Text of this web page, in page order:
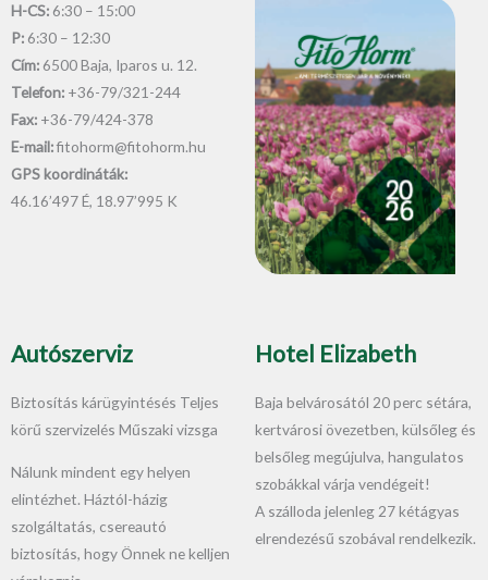
H-CS: 6:30 – 15:00
P: 6:30 – 12:30
Cím: 6500 Baja, Iparos u. 12.
Telefon: +36-79/321-244
Fax: +36-79/424-378
E-mail:fitohorm@fitohorm.hu
GPS koordináták:
46.16’497 É, 18.97’995 K
Autószerviz
Biztosítás kárügyintésés Teljes
körű szervizelés Műszaki vizsga
Nálunk mindent egy helyen
elintézhet. Háztól-házig
szolgáltatás, csereautó
biztosítás, hogy Önnek ne kelljen
Hotel Elizabeth
Baja belvárosától 20 perc sétára,
kertvárosi övezetben, külsőleg és
belsőleg megújulva, hangulatos
szobákkal várja vendégeit!
A szálloda jelenleg 27 kétágyas
elrendezésű szobával rendelkezik.